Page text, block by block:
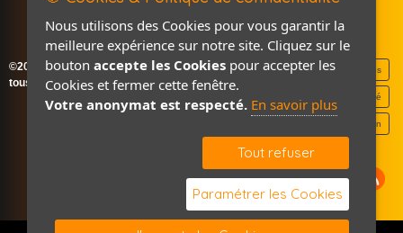
©2026-2027 France Accastillage
tous droits réservés
Mentions légales
Politique de confidentialité
Contact / Plan
Nous utilisons des Cookies pour vous garantir la
meilleure expérience sur notre site. Cliquez sur le
bouton accepte les Cookies pour accepter les
Cookies et fermer cette fenêtre.
Votre anonymat est respecté. En savoir plus
Tout refuser
Paramétrer les Cookies